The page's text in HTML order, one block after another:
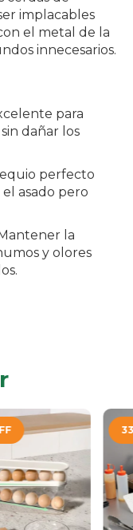
implacables
el metal de la
innecesarios.
para
dañar los
perfecto
asado pero
Mantener la
y olores